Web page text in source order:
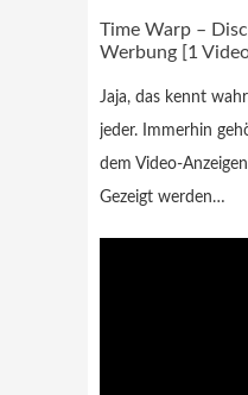
Time Warp –
Werbung [1
Jaja, das kennt
jeder. Immerhin
dem Video-
Gezeigt werden…